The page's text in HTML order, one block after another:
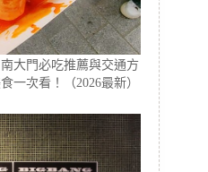
大門必吃推薦與交通方
一次看！（2026最新）